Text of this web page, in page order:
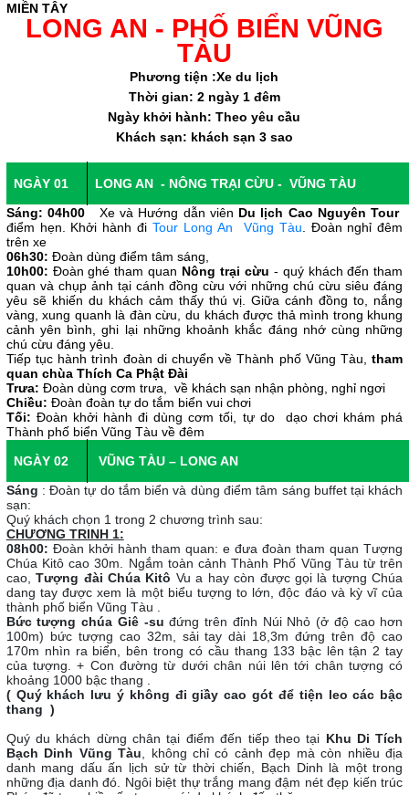
MIỀN TÂY
LONG AN - PHỐ BIỂN VŨNG
TÀU
Phương tiện :Xe du lịch
Thời gian: 2 ngày 1 đêm
Ngày khởi hành: Theo yêu cầu
Khách sạn: khách sạn 3 sao
NGÀY 01
LONG AN - NÔNG TRẠI CỪU - VŨNG TÀU
Sáng: 04h00 Xe và Hướng dẫn viên Du lịch Cao Nguyên Tour
điểm hẹn. Khởi hành điTour Long An Vũng Tàu. Đoàn nghỉ đêm
trên xe
06h30: Đoàn dùng điểm tâm sáng,
10h00: Đoàn ghé tham quan Nông trại cừu - quý khách đến tham
quan và chụp ảnh tại cánh đồng cừu với những chú cừu siêu đáng
yêu sẽ khiến du khách cảm thấy thú vị. Giữa cánh đồng to, nắng
vàng, xung quanh là đàn cừu, du khách được thả mình trong khung
cảnh yên bình, ghi lại những khoảnh khắc đáng nhớ cùng những
chú cừu đáng yêu.
Tiếp tục hành trình đoàn di chuyển về Thành phố Vũng Tàu,tham
quan chùa Thích Ca Phật Đài
Trưa: Đoàn dùng cơm trưa, về khách sạn nhận phòng, nghỉ ngơi
Chiều: Đoàn đoàn tự do tắm biển vui chơi
Tối: Đoàn khởi hành đi dùng cơm tối, tự do dạo chơi khám phá
Thành phố biển Vũng Tàu về đêm
NGÀY 02
VŨNG TÀU – LONG AN
Sáng : Đoàn tự do tắm biển và dùng điểm tâm sáng buffet tại khách
sạn:
Quý khách chọn 1 trong 2 chương trình sau:
CHƯƠNG TRINH 1:
08h00: Đoàn khởi hành tham quan: e đưa đoàn tham quan Tượng
Chúa Kitô cao 30m. Ngắm toàn cảnh Thành Phố Vũng Tàu từ trên
cao,Tượng đài Chúa Kitô Vu a hay còn được gọi là tượng Chúa
dang tay được xem là một biểu tượng to lớn, độc đáo và kỳ vĩ của
thành phố biển Vũng Tàu .
Bức tượng chúa Giê -su đứng trên đỉnh Núi Nhỏ (ở độ cao hơn
100m) bức tượng cao 32m, sải tay dài 18,3m đứng trên độ cao
170m nhìn ra biển, bên trong có cầu thang 133 bậc lên tận 2 tay
của tượng. + Con đường từ dưới chân núi lên tới chân tượng có
khoảng 1000 bậc thang .
( Quý khách lưu ý không đi giầy cao gót để tiện leo các bậc
thang )
Quý du khách dừng chân tại điểm đến tiếp theo tại Khu Di Tích
Bạch Dinh Vũng Tàu, không chỉ có cảnh đẹp mà còn nhiều địa
danh mang dấu ấn lịch sử từ thời chiến, Bạch Dinh là một trong
những địa danh đó. Ngôi biệt thự trắng mang đậm nét đẹp kiến trúc